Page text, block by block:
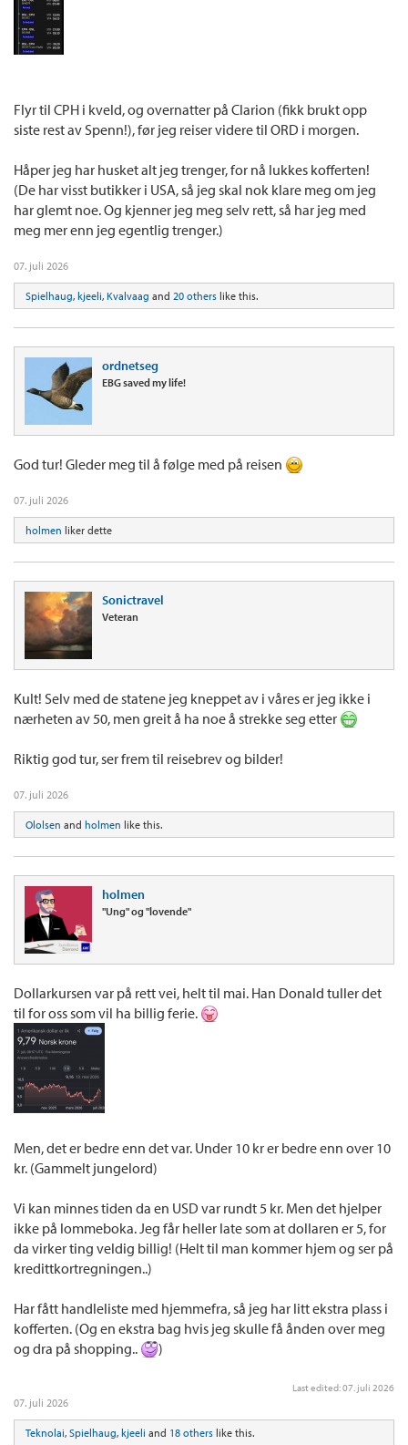
Flyr til CPH i kveld, og overnatter på Clarion (fikk brukt opp
siste rest av Spenn!), før jeg reiser videre til ORD i morgen.
Håper jeg har husket alt jeg trenger, for nå lukkes kofferten!
(De har visst butikker i USA, så jeg skal nok klare meg om jeg
har glemt noe. Og kjenner jeg meg selv rett, så har jeg med
meg mer enn jeg egentlig trenger.)
07. juli 2026
Spielhaug, kjeeli, Kvalvaag and 20 others like this.
ordnetseg
EBG saved my life!
God tur! Gleder meg til å følge med på reisen
07. juli 2026
holmen liker dette
Sonictravel
Veteran
Kult! Selv med de statene jeg kneppet av i våres er jeg ikke i
nærheten av 50, men greit å ha noe å strekke seg etter
Riktig god tur, ser frem til reisebrev og bilder!
07. juli 2026
Ololsen and holmen like this.
holmen
"Ung" og "lovende"
Dollarkursen var på rett vei, helt til mai. Han Donald tuller det
til for oss som vil ha billig ferie.
Men, det er bedre enn det var. Under 10 kr er bedre enn over 10
kr. (Gammelt jungelord)
Vi kan minnes tiden da en USD var rundt 5 kr. Men det hjelper
ikke på lommeboka. Jeg får heller late som at dollaren er 5, for
da virker ting veldig billig! (Helt til man kommer hjem og ser på
kredittkortregningen..)
Har fått handleliste med hjemmefra, så jeg har litt ekstra plass i
kofferten. (Og en ekstra bag hvis jeg skulle få ånden over meg
og dra på shopping..
)
Last edited:07. juli 2026
07. juli 2026
Teknolai, Spielhaug, kjeeli and 18 others like this.